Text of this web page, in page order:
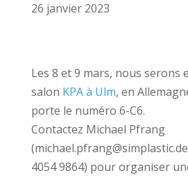
26 janvier 2023
Les 8 et 9 mars, nous serons
salon KPA à Ulm, en
porte le numéro 6-C6.
Contactez Michael Pfrang
4054 9864) pour organiser